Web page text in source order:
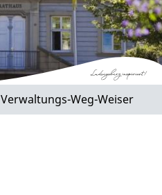
Verwaltungs-Weg-Weiser